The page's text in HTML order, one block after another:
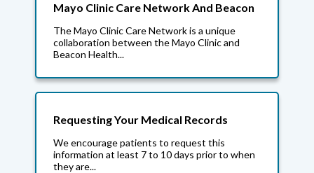
Mayo Clinic Care Network And Beacon
The Mayo Clinic Care Network is a unique
collaboration between the Mayo Clinic and
Beacon Health...
Requesting Your Medical Records
We encourage patients to request this
information at least 7 to 10 days prior to when
they are...